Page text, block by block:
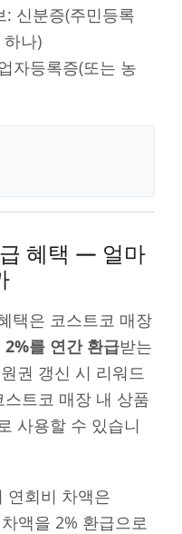
: 신분증(주민등록
하나)
자등록증(또는 농
혜택 — 얼마
택은 코스트코 매장
2%를 연간 환급받는
권 갱신 시 리워드
트코 매장 내 상품
사용할 수 있습니
연회비 차액은
액을 2% 환급으로